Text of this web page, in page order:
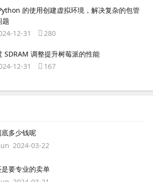
的使用创建虚拟环境，解决复杂的包管
题
12-31
280
SDRAM 调整提升树莓派的性能
12-31
167
多少钱呢
2024-03-22
要专业的卖单